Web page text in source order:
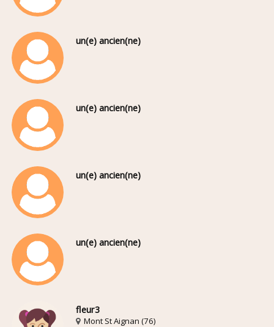
un(e) ancien(ne)
un(e) ancien(ne)
un(e) ancien(ne)
un(e) ancien(ne)
fleur3
Mont St Aignan (76)